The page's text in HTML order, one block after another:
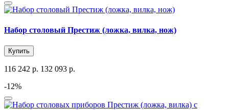
Набор столовый Престиж (ложка, вилка, нож)
Купить
116 242 р. 132 093 р.
-12%